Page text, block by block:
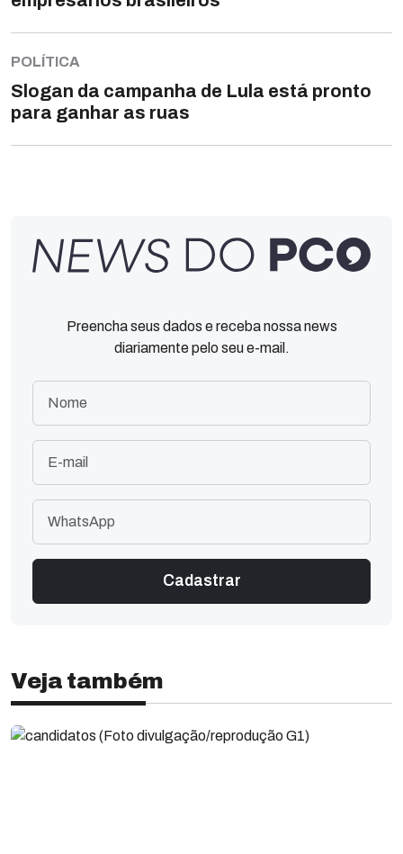
POLÍTICA
Slogan da campanha de Lula está pronto
para ganhar as ruas
Preencha seus dados e receba nossa news
diariamente pelo seu e-mail.
Veja também